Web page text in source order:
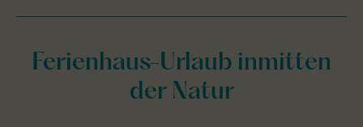
Ferienhaus-Urlaub inmitten
der Natur